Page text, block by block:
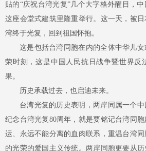
贴的“庆祝台湾光复”几个大字格外醒目，
这座会堂式建筑里隆重举行。这一天，被
湾终于光复，回到祖国怀抱。
这是包括台湾同胞在内的全体中华儿
荣时刻，这是中国人民抗日战争暨世界反
果。
历史承载过去，也启迪未来。
台湾光复的历史表明，两岸同属一个
纪念台湾光复 80周年，就是要铭记台湾同
运、永远不能分离的血肉联系，重温台湾
的光荣的爱国主义传统。两岸同胞更要从